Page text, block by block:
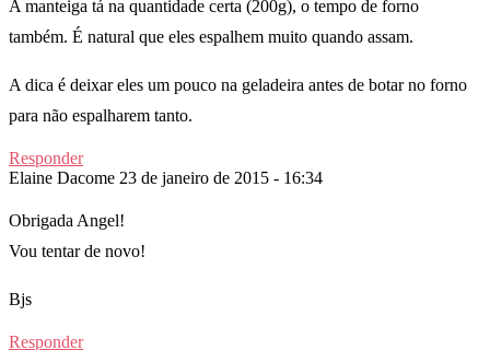
A manteiga tá na quantidade certa (200g), o tempo de forno
também. É natural que eles espalhem muito quando assam.
A dica é deixar eles um pouco na geladeira antes de botar no forno
para não espalharem tanto.
Responder
Elaine Dacome 23 de janeiro de 2015 - 16:34
Obrigada Angel!
Vou tentar de novo!
Bjs
Responder